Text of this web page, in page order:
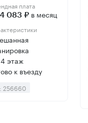
плата
083 ₽в месяц
этаж
к въезду
256660